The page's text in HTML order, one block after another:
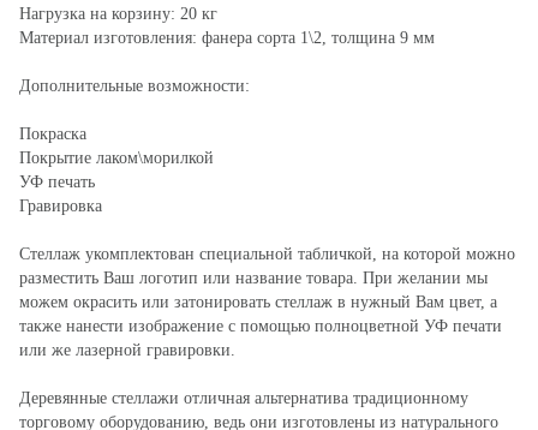
Нагрузка на корзину: 20 кг
Материал изготовления: фанера сорта 1\2, толщина 9 мм
Дополнительные возможности:
Покраска
Покрытие лаком\морилкой
УФ печать
Гравировка
Стеллаж укомплектован специальной табличкой, на которой можно
разместить Ваш логотип или название товара. При желании мы
можем окрасить или затонировать стеллаж в нужный Вам цвет, а
также нанести изображение с помощью полноцветной УФ печати
или же лазерной гравировки.
Деревянные стеллажи отличная альтернатива традиционному
торговому оборудованию, ведь они изготовлены из натурального